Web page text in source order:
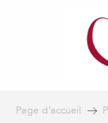
Page d’accueil